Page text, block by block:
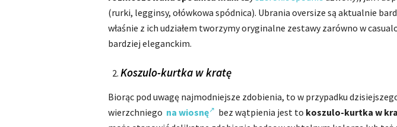
(rurki, legginsy, ołówkowa spódnica). Ubrania oversize są aktualnie
właśnie z ich udziałem tworzymy oryginalne zestawy zarówno w
bardziej eleganckim.
Koszulo-kurtka w kratę
Biorąc pod uwagę najmodniejsze zdobienia, to w przypadku
wierzchniego na wiosnę bez wątpienia jest to koszulo-kurtka w